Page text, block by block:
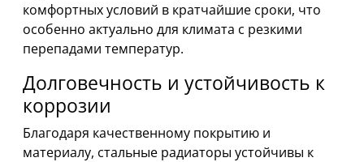
комфортных условий в кратчайшие сроки, что
особенно актуально для климата с резкими
перепадами температур.
Долговечность и устойчивость к
коррозии
Благодаря качественному покрытию и
материалу, стальные радиаторы устойчивы к